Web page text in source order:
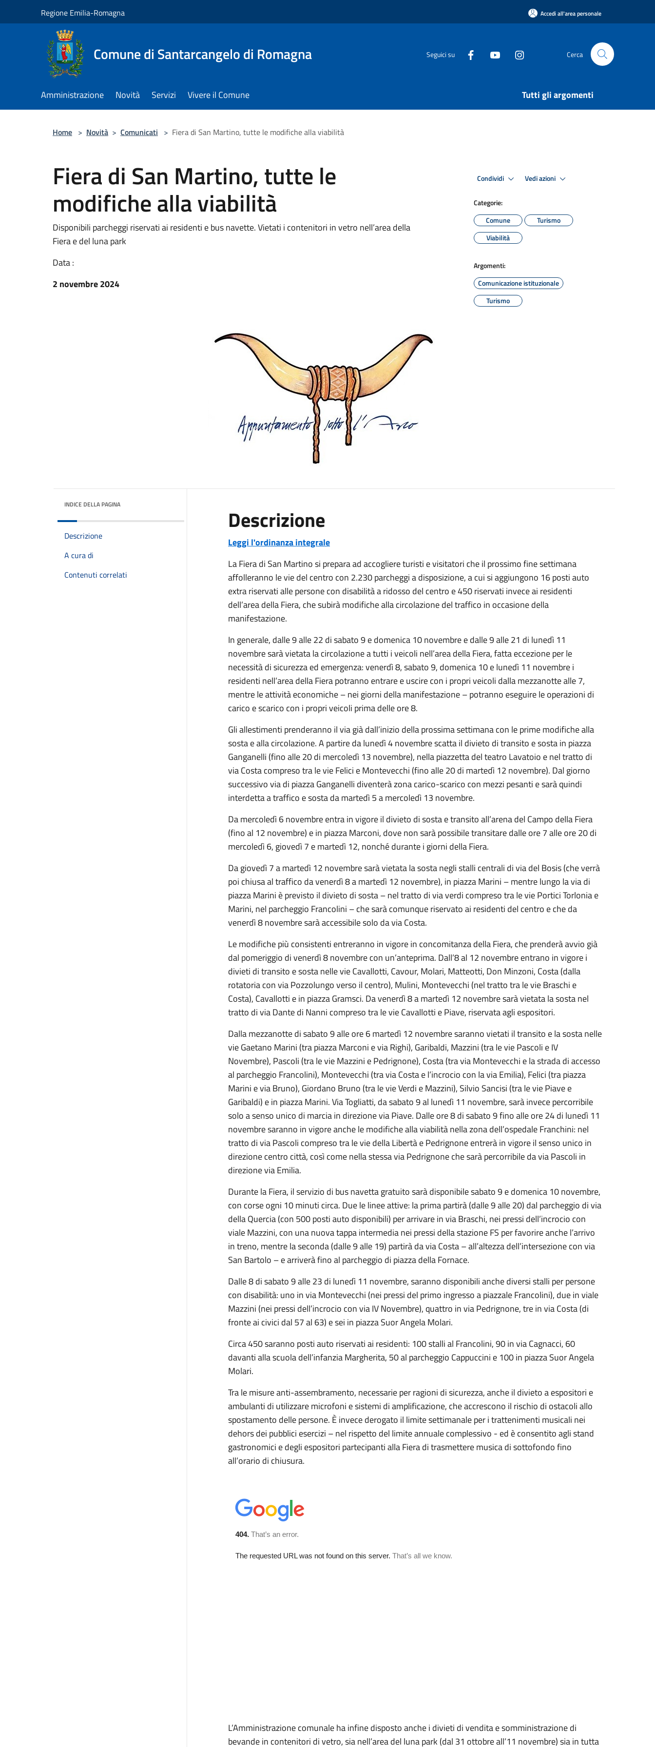
Regione Emilia-Romagna Accedi all'area personale
Comune di Santarcangelo di Romagna Seguici su Cerca
Amministrazione Novità Servizi Vivere il Comune Tutti gli argomenti
Home > Novità > Comunicati > Fiera di San Martino, tutte le modifiche alla viabilità
Fiera di San Martino, tutte le
modifiche alla viabilità
Disponibili parcheggi riservati ai residenti e bus navette. Vietati i contenitori in vetro nell’area della
Fiera e del luna park
Data :
2 novembre 2024
Condividi Vedi azioni
Categorie:
Comune
Turismo
Viabilità
Argomenti:
Comunicazione istituzionale
Turismo
INDICE DELLA PAGINA
Descrizione
A cura di
Contenuti correlati
Descrizione
Leggi l'ordinanza integrale
La Fiera di San Martino si prepara ad accogliere turisti e visitatori che il prossimo fine settimana
affolleranno le vie del centro con 2.230 parcheggi a disposizione, a cui si aggiungono 16 posti auto
extra riservati alle persone con disabilità a ridosso del centro e 450 riservati invece ai residenti
dell’area della Fiera, che subirà modifiche alla circolazione del traffico in occasione della
manifestazione.
In generale, dalle 9 alle 22 di sabato 9 e domenica 10 novembre e dalle 9 alle 21 di lunedì 11
novembre sarà vietata la circolazione a tutti i veicoli nell’area della Fiera, fatta eccezione per le
necessità di sicurezza ed emergenza: venerdì 8, sabato 9, domenica 10 e lunedì 11 novembre i
residenti nell’area della Fiera potranno entrare e uscire con i propri veicoli dalla mezzanotte alle 7,
mentre le attività economiche – nei giorni della manifestazione – potranno eseguire le operazioni di
carico e scarico con i propri veicoli prima delle ore 8.
Gli allestimenti prenderanno il via già dall’inizio della prossima settimana con le prime modifiche alla
sosta e alla circolazione. A partire da lunedì 4 novembre scatta il divieto di transito e sosta in piazza
Ganganelli (fino alle 20 di mercoledì 13 novembre), nella piazzetta del teatro Lavatoio e nel tratto di
via Costa compreso tra le vie Felici e Montevecchi (fino alle 20 di martedì 12 novembre). Dal giorno
successivo via di piazza Ganganelli diventerà zona carico-scarico con mezzi pesanti e sarà quindi
interdetta a traffico e sosta da martedì 5 a mercoledì 13 novembre.
Da mercoledì 6 novembre entra in vigore il divieto di sosta e transito all’arena del Campo della Fiera
(fino al 12 novembre) e in piazza Marconi, dove non sarà possibile transitare dalle ore 7 alle ore 20 di
mercoledì 6, giovedì 7 e martedì 12, nonché durante i giorni della Fiera.
Da giovedì 7 a martedì 12 novembre sarà vietata la sosta negli stalli centrali di via del Bosis (che verrà
poi chiusa al traffico da venerdì 8 a martedì 12 novembre), in piazza Marini – mentre lungo la via di
piazza Marini è previsto il divieto di sosta – nel tratto di via verdi compreso tra le vie Portici Torlonia e
Marini, nel parcheggio Francolini – che sarà comunque riservato ai residenti del centro e che da
venerdì 8 novembre sarà accessibile solo da via Costa.
Le modifiche più consistenti entreranno in vigore in concomitanza della Fiera, che prenderà avvio già
dal pomeriggio di venerdì 8 novembre con un’anteprima. Dall’8 al 12 novembre entrano in vigore i
divieti di transito e sosta nelle vie Cavallotti, Cavour, Molari, Matteotti, Don Minzoni, Costa (dalla
rotatoria con via Pozzolungo verso il centro), Mulini, Montevecchi (nel tratto tra le vie Braschi e
Costa), Cavallotti e in piazza Gramsci. Da venerdì 8 a martedì 12 novembre sarà vietata la sosta nel
tratto di via Dante di Nanni compreso tra le vie Cavallotti e Piave, riservata agli espositori.
Dalla mezzanotte di sabato 9 alle ore 6 martedì 12 novembre saranno vietati il transito e la sosta nelle
vie Gaetano Marini (tra piazza Marconi e via Righi), Garibaldi, Mazzini (tra le vie Pascoli e IV
Novembre), Pascoli (tra le vie Mazzini e Pedrignone), Costa (tra via Montevecchi e la strada di accesso
al parcheggio Francolini), Montevecchi (tra via Costa e l’incrocio con la via Emilia), Felici (tra piazza
Marini e via Bruno), Giordano Bruno (tra le vie Verdi e Mazzini), Silvio Sancisi (tra le vie Piave e
Garibaldi) e in piazza Marini. Via Togliatti, da sabato 9 al lunedì 11 novembre, sarà invece percorribile
solo a senso unico di marcia in direzione via Piave. Dalle ore 8 di sabato 9 fino alle ore 24 di lunedì 11
novembre saranno in vigore anche le modifiche alla viabilità nella zona dell’ospedale Franchini: nel
tratto di via Pascoli compreso tra le vie della Libertà e Pedrignone entrerà in vigore il senso unico in
direzione centro città, così come nella stessa via Pedrignone che sarà percorribile da via Pascoli in
direzione via Emilia.
Durante la Fiera, il servizio di bus navetta gratuito sarà disponibile sabato 9 e domenica 10 novembre,
con corse ogni 10 minuti circa. Due le linee attive: la prima partirà (dalle 9 alle 20) dal parcheggio di via
della Quercia (con 500 posti auto disponibili) per arrivare in via Braschi, nei pressi dell’incrocio con
viale Mazzini, con una nuova tappa intermedia nei pressi della stazione FS per favorire anche l’arrivo
in treno, mentre la seconda (dalle 9 alle 19) partirà da via Costa – all’altezza dell’intersezione con via
San Bartolo – e arriverà fino al parcheggio di piazza della Fornace.
Dalle 8 di sabato 9 alle 23 di lunedì 11 novembre, saranno disponibili anche diversi stalli per persone
con disabilità: uno in via Montevecchi (nei pressi del primo ingresso a piazzale Francolini), due in viale
Mazzini (nei pressi dell’incrocio con via IV Novembre), quattro in via Pedrignone, tre in via Costa (di
fronte ai civici dal 57 al 63) e sei in piazza Suor Angela Molari.
Circa 450 saranno posti auto riservati ai residenti: 100 stalli al Francolini, 90 in via Cagnacci, 60
davanti alla scuola dell’infanzia Margherita, 50 al parcheggio Cappuccini e 100 in piazza Suor Angela
Molari.
Tra le misure anti-assembramento, necessarie per ragioni di sicurezza, anche il divieto a espositori e
ambulanti di utilizzare microfoni e sistemi di amplificazione, che accrescono il rischio di ostacoli allo
spostamento delle persone. È invece derogato il limite settimanale per i trattenimenti musicali nei
dehors dei pubblici esercizi – nel rispetto del limite annuale complessivo - ed è consentito agli stand
gastronomici e degli espositori partecipanti alla Fiera di trasmettere musica di sottofondo fino
all’orario di chiusura.
L’Amministrazione comunale ha infine disposto anche i divieti di vendita e somministrazione di
bevande in contenitori di vetro, sia nell’area del luna park (dal 31 ottobre all’11 novembre) sia in tutta